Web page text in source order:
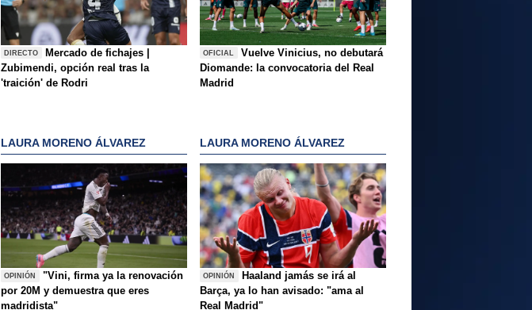
DIRECTO
Mercado de fichajes |
Zubimendi, opción real tras la
'traición' de Rodri
OFICIAL
Vuelve Vinicius, no debutará
Diomande: la convocatoria del Real
Madrid
LAURA MORENO ÁLVAREZ
OPINIÓN
"Vini, firma ya la renovación
por 20M y demuestra que eres
madridista"
LAURA MORENO ÁLVAREZ
OPINIÓN
Haaland jamás se irá al
Barça, ya lo han avisado: "ama al
Real Madrid"